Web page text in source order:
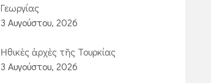
Γεωργίας
3 Αυγούστου, 2026
Ἠθικὲς ἀρχὲς τῆς Τουρκίας
3 Αυγούστου, 2026